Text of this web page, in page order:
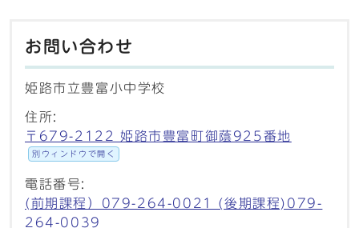
お問い合わせ
姫路市立豊富小中学校
住所:
〒679-2122 姫路市豊富町御蔭925番地
別ウィンドウで開く
電話番号:
(前期課程）079-264-0021 (後期課程)079-
264-0039